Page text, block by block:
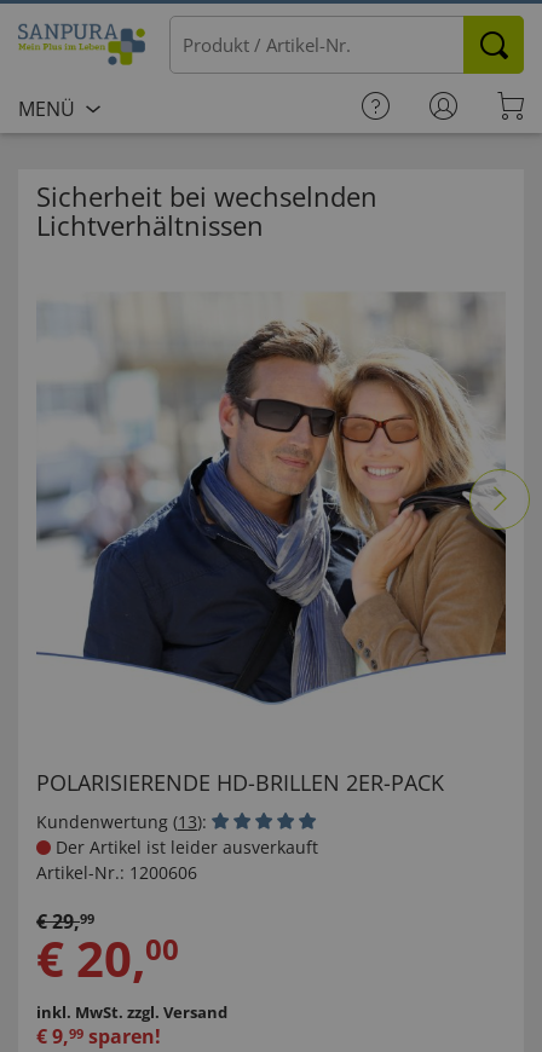
MENÜ
Sicherheit bei wechselnden
Lichtverhältnissen
POLARISIERENDE HD-BRILLEN 2ER-PACK
Kundenwertung (13):
Der Artikel ist leider ausverkauft
Artikel-Nr.: 1200606
€29,99
€ 20,00
inkl. MwSt. zzgl. Versand
€9,99 sparen!